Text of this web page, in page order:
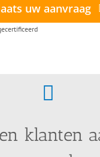
uw aanvraag
klanten